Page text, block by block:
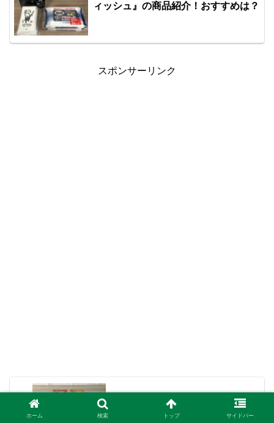
ィッシュ』の商品紹介！おすすめは？
スポンサーリンク
ダイソー 床や家具のリペアに!!『キズ補
修マーカー』の商品紹介！
ホーム 検索 トップ サイドバー